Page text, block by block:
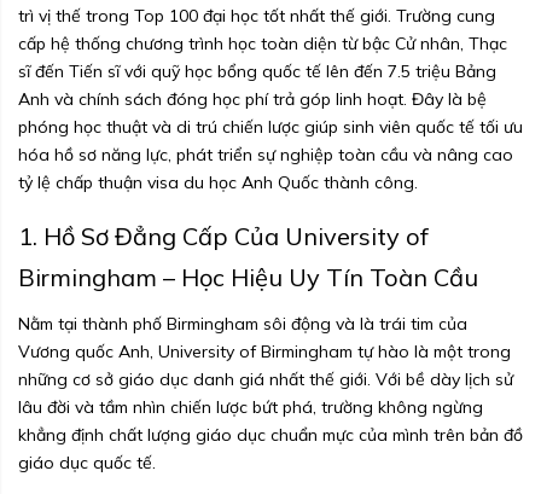
trì vị thế trong Top 100 đại học tốt nhất thế giới. Trường cung
cấp hệ thống chương trình học toàn diện từ bậc Cử nhân, Thạc
sĩ đến Tiến sĩ với quỹ học bổng quốc tế lên đến 7.5 triệu Bảng
Anh và chính sách đóng học phí trả góp linh hoạt. Đây là bệ
phóng học thuật và di trú chiến lược giúp sinh viên quốc tế tối ưu
hóa hồ sơ năng lực, phát triển sự nghiệp toàn cầu và nâng cao
tỷ lệ chấp thuận visa du học Anh Quốc thành công.
1. Hồ Sơ Đẳng Cấp Của University of
Birmingham – Học Hiệu Uy Tín Toàn Cầu
Nằm tại thành phố Birmingham sôi động và là trái tim của
Vương quốc Anh, University of Birmingham tự hào là một trong
những cơ sở giáo dục danh giá nhất thế giới. Với bề dày lịch sử
lâu đời và tầm nhìn chiến lược bứt phá, trường không ngừng
khẳng định chất lượng giáo dục chuẩn mực của mình trên bản đồ
giáo dục quốc tế.